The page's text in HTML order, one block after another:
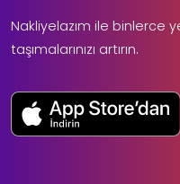
Nakliyelazım ile binlerce
taşımalarınızı artırın.